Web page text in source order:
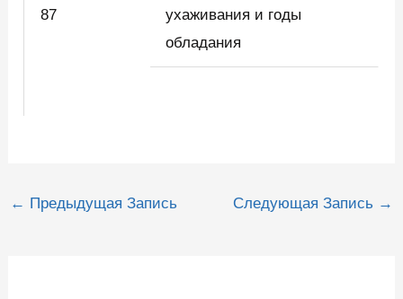
87
ухаживания и годы
обладания
Навигация
← Предыдущая Запись Следующая Запись →